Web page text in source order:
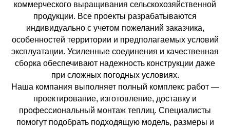
коммерческого выращивания сельскохозяйственной
продукции. Все проекты разрабатываются
индивидуально с учетом пожеланий заказчика,
особенностей территории и предполагаемых условий
эксплуатации. Усиленные соединения и качественная
сборка обеспечивают надежность конструкции даже
при сложных погодных условиях.
Наша компания выполняет полный комплекс работ —
проектирование, изготовление, доставку и
профессиональный монтаж теплиц. Специалисты
помогут подобрать подходящую модель, размеры и